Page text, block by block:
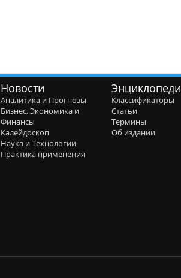
Новости
Аналитика и Прогнозы
Бизнес, Экономика и
Финансы
Калейдоскоп
Наука и Технологии
Практика применения
Классификаторы
Статьи
Термины
Об издании